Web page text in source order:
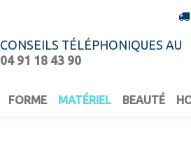
CONSEILS TÉLÉPHONIQUES AU
04 91 18 43 90
FORME MATÉRIEL BEAUTÉ